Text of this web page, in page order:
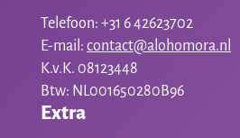
Telefoon: +31 6 42623702
E-mail: contact@alohomora.nl
K.v.K. 08123448
Btw: NL001650280B96
Extra